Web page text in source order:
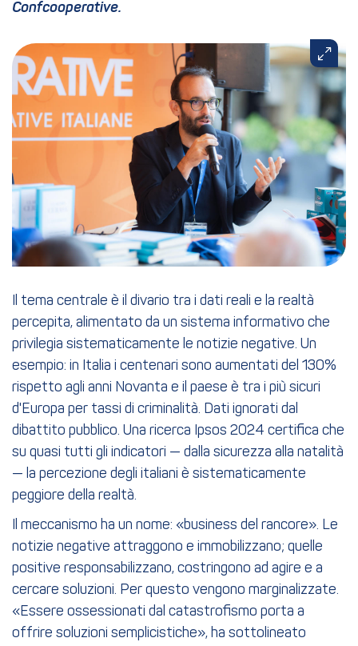
Confcooperative.
Il tema centrale è il divario tra i dati reali e la realtà
percepita, alimentato da un sistema informativo che
privilegia sistematicamente le notizie negative. Un
esempio: in Italia i centenari sono aumentati del 130%
rispetto agli anni Novanta e il paese è tra i più sicuri
d'Europa per tassi di criminalità. Dati ignorati dal
dibattito pubblico. Una ricerca Ipsos 2024 certifica che
su quasi tutti gli indicatori — dalla sicurezza alla natalità
— la percezione degli italiani è sistematicamente
peggiore della realtà.
Il meccanismo ha un nome: «business del rancore». Le
notizie negative attraggono e immobilizzano; quelle
positive responsabilizzano, costringono ad agire e a
cercare soluzioni. Per questo vengono marginalizzate.
«Essere ossessionati dal catastrofismo porta a
offrire soluzioni semplicistiche», ha sottolineato